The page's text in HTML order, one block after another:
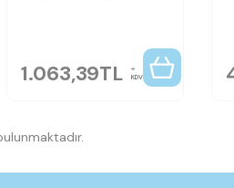
1.063,39TL KDV